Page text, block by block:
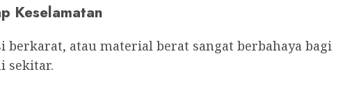
Keselamatan
berkarat, atau material berat sangat berbahaya bagi
sekitar.